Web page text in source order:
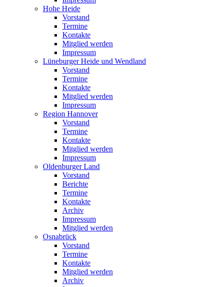
Hohe Heide
Vorstand
Termine
Kontakte
Mitglied werden
Impressum
Lüneburger Heide und Wendland
Vorstand
Termine
Kontakte
Mitglied werden
Impressum
Region Hannover
Vorstand
Termine
Kontakte
Mitglied werden
Impressum
Oldenburger Land
Vorstand
Berichte
Termine
Kontakte
Archiv
Impressum
Mitglied werden
Osnabrück
Vorstand
Termine
Kontakte
Mitglied werden
Archiv